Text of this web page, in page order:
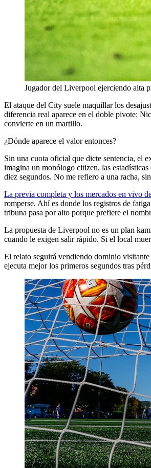
Jugador del Liverpool ejerciendo alta
El ataque del City suele maquillar los
diferencia real aparece en el doble pivote:
convierte en un martillo.
¿Dónde aparece el valor entonces?
Sin una cuota oficial que dicte sentencia, el
imagina un monólogo citizen, las
diez segundos. No me refiero a una racha,
La previa completa y los mercados en vivo
romperse. Ahí es donde los registros de
tribuna pasa por alto porque prefiere el
La propuesta de Liverpool no es un plan
cuando le exigen salir rápido. Si el local
El relato seguirá vendiendo dominio
ejecuta mejor los primeros segundos tras